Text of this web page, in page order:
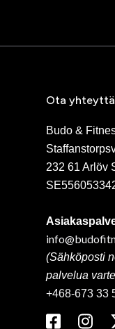
Ota yhteyttä
Budo &
232 61 Arlöv
(Sähköposti
palvelua
+468-673 33